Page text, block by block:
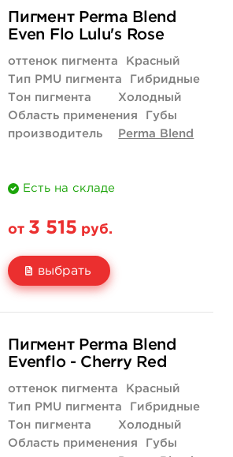
3 040 руб.
купить
Пигмент Perma Blend
Even Flo Lulu's Rose
оттенок пигмента
Красный
Тип PMU пигмента
Гибридные
Тон пигмента
Холодный
Область применения
Губы
производитель
Perma Blend
Есть на складе
от 3 515 руб.
выбрать
3 515 руб.
купить
Пигмент Perma Blend
Evenflo - Cherry Red
оттенок пигмента
Красный
Тип PMU пигмента
Гибридные
Тон пигмента
Холодный
Область применения
Губы